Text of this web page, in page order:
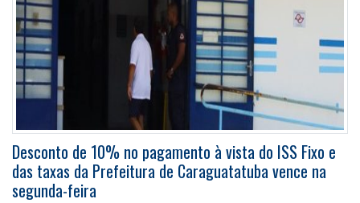
Desconto de 10% no pagamento à vista do ISS Fixo e
das taxas da Prefeitura de Caraguatatuba vence na
segunda-feira